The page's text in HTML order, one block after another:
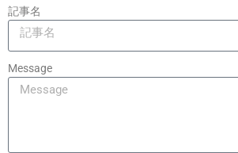
記事名
Message